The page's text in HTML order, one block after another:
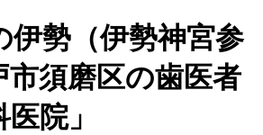
伊勢（伊勢神宮参
市須磨区の歯医者
院」